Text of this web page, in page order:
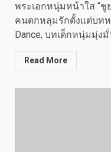
พระเอกหนุ่มหน้าใส “ชู
คนตกหลุมรักตั้งแต่บทห
Dance, บทเด็กหนุ่มมุ่งมั่
Read More